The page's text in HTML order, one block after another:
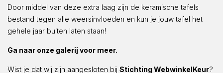
Door middel van deze extra laag zijn de keramische tafels
bestand tegen alle weersinvloeden en kun je jouw tafel het
gehele jaar buiten laten staan!
Ga naar onze galerij voor meer.
Wist je dat wij zijn aangesloten bij Stichting WebwinkelKeur?